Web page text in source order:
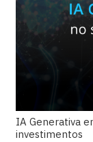
IA Generativa
investimentos